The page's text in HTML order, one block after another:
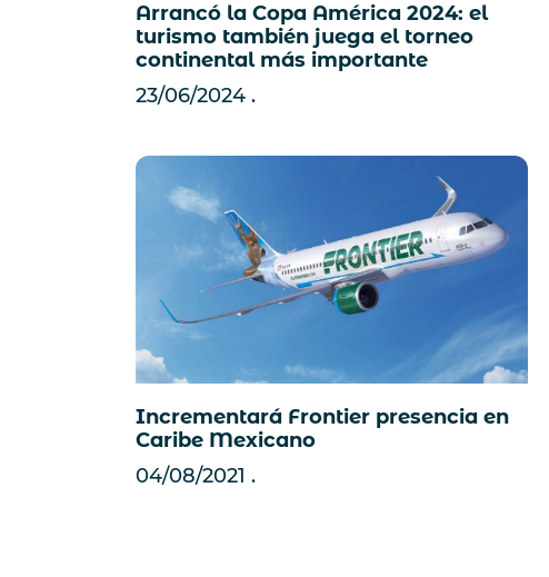
Arrancó la Copa América 2024: el
turismo también juega el torneo
continental más importante
23/06/2024
Incrementará Frontier presencia en
Caribe Mexicano
04/08/2021